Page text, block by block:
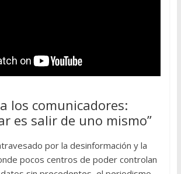
los comunicadores:
es salir de uno mismo”
por la desinformación y la
pocos centros de poder controlan